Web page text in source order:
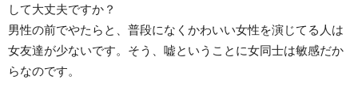
して大丈夫ですか？
男性の前でやたらと、普段になくかわいい女性を演じてる人は
女友達が少ないです。そう、嘘ということに女同士は敏感だか
らなのです。